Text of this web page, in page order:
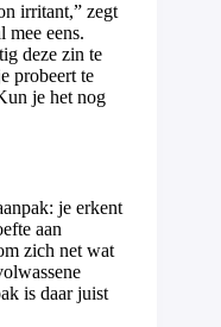
irritant,” zegt
mee eens.
deze zin te
probeert te
je het nog
je erkent
aan
zich net wat
is daar juist